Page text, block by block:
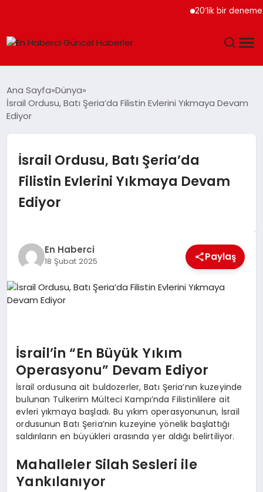
20’lik bir deneme
SPOR
MAGAZIN
EKONOMI
EĞITIM
Ana Sayfa Dünya
İsrail Ordusu, Batı Şeria’da Filistin Evlerini Yıkmaya Devam
Ediyor
İsrail Ordusu, Batı Şeria’da
Filistin Evlerini Yıkmaya Devam
Ediyor
En Haberci
18 Şubat 2025 Paylaş
İsrail’in “En Büyük Yıkım
Operasyonu” Devam Ediyor
İsrail ordusuna ait buldozerler, Batı Şeria’nın kuzeyinde
bulunan Tulkerim Mülteci Kampı’nda Filistinlilere ait
evleri yıkmaya başladı. Bu yıkım operasyonunun, İsrail
ordusunun Batı Şeria’nın kuzeyine yönelik başlattığı
saldırıların en büyükleri arasında yer aldığı belirtiliyor.
Mahalleler Silah Sesleri ile
Yankılanıyor